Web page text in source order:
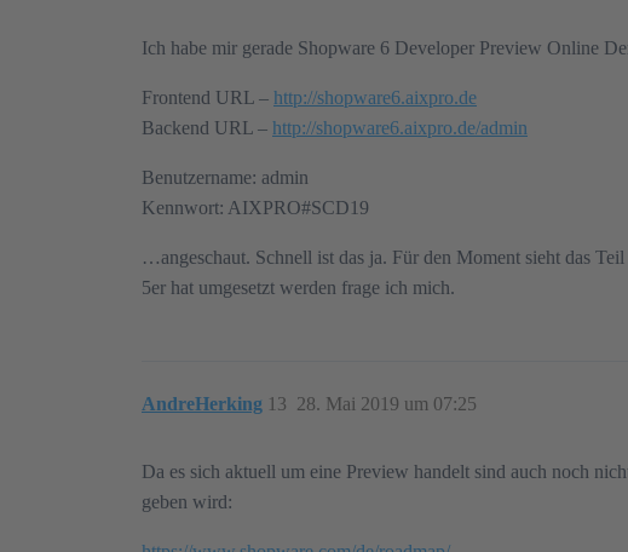
Ich habe mir gerade Shopware 6 Developer Preview Online
Frontend URL – http://shopware6.aixpro.de
Backend URL – http://shopware6.aixpro.de/admin
Benutzername: admin
Kennwort: AIXPRO#SCD19
…angeschaut. Schnell ist das ja. Für den Moment sieht das
5er hat umgesetzt werden frage ich mich.
AndreHerking 28. Mai 2019 um 07:25
13
Da es sich aktuell um eine Preview handelt sind auch noch
geben wird: